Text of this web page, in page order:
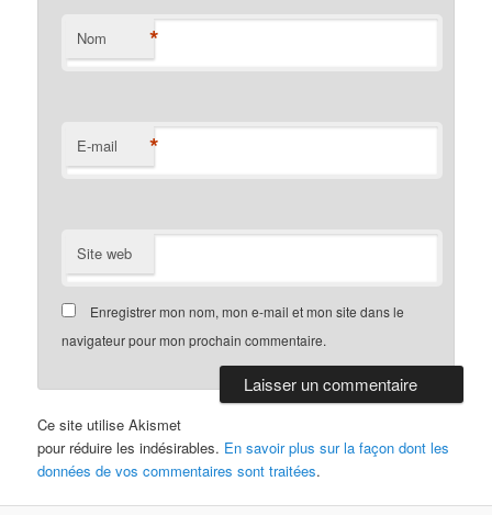
Nom *
E-mail *
Site web
Enregistrer mon nom, mon e-mail et mon site dans le
navigateur pour mon prochain commentaire.
Ce site utilise Akismet
pour réduire les indésirables. En savoir plus sur la façon dont les
données de vos commentaires sont traitées.